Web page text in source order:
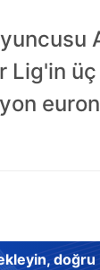
Lig'in
doğru